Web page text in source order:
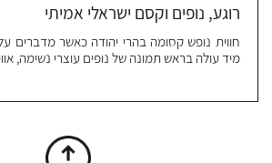
רוגע, נופים וקסם ישראלי אמיתי
חווית נופש קסומה בהרי יהודה כאשר מדברים
מיד עולה בראש תמונה של נופים עוצרי נשימה,